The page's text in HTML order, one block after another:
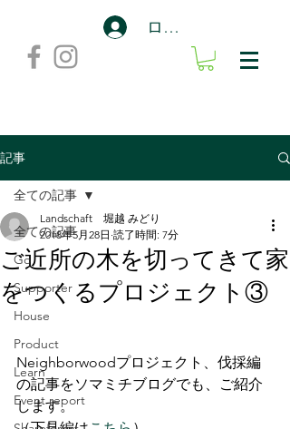
ログイン
記事
全ての記事
Go
Supporter
House
Product
Learn
Event report
全ての記事
ご近所の木を切ってきて家
をつくるプロジェクト③
Landschaft 堀越 みどり
2018年5月28日 読了時間: 7分
Neighborwoodプロジェクト、伐採編
の記事をソマミチブログでも、ご紹介
します。